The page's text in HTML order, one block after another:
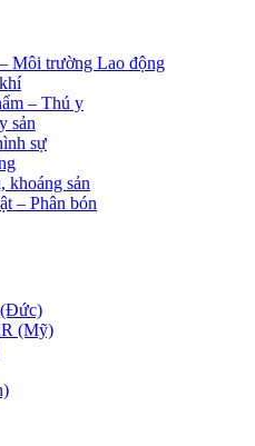
Môi trường Lao động
– Thú y
sản
sự
khoáng sản
– Phân bón
(Mỹ)